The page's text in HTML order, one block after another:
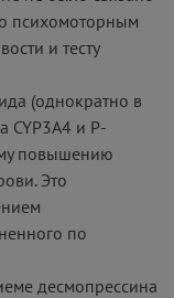
психомоторным
и тесту
(однократно в
CYP3A4 и P-
повышению
Это
по
десмопрессина